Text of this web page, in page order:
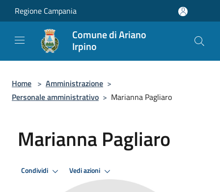
Salta al contenuto principale
Regione Campania
Comune di Ariano
Irpino
Home > Amministrazione >
Personale amministrativo > Marianna Pagliaro
Marianna Pagliaro
Condividi Vedi azioni